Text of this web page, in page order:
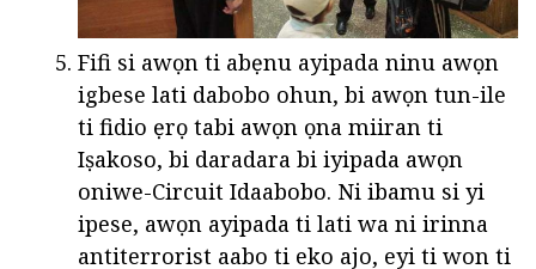
Fifi si awọn ti abẹnu ayipada ninu awọn
igbese lati dabobo ohun, bi awọn tun-ile
ti fidio ẹrọ tabi awọn ọna miiran ti
Iṣakoso, bi daradara bi iyipada awọn
oniwe-Circuit Idaabobo. Ni ibamu si yi
ipese, awọn ayipada ti lati wa ni irinna
antiterrorist aabo ti eko ajo, eyi ti won ti